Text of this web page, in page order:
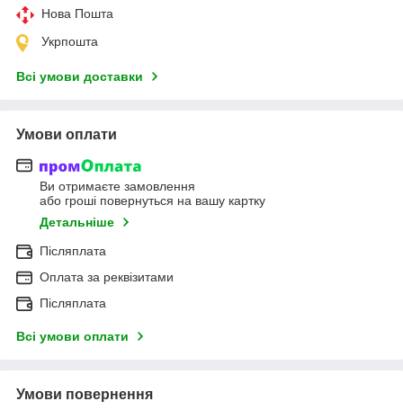
Нова Пошта
Укрпошта
Всі умови доставки
Умови оплати
Ви отримаєте замовлення
або гроші повернуться на вашу картку
Детальніше
Післяплата
Оплата за реквізитами
Післяплата
Всі умови оплати
Умови повернення